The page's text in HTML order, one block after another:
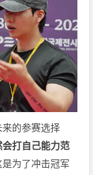
的参赛选择
打自己能力范
为了冲击冠军